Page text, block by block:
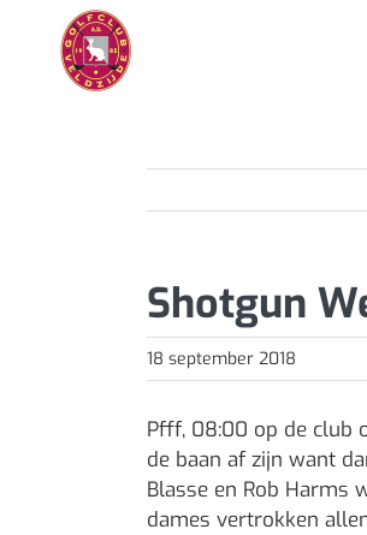
inhoud
Shotgun
18 september 2018
Pfff, 08:00 op de club
de baan af zijn want
Blasse en Rob Harms
dames vertrokken